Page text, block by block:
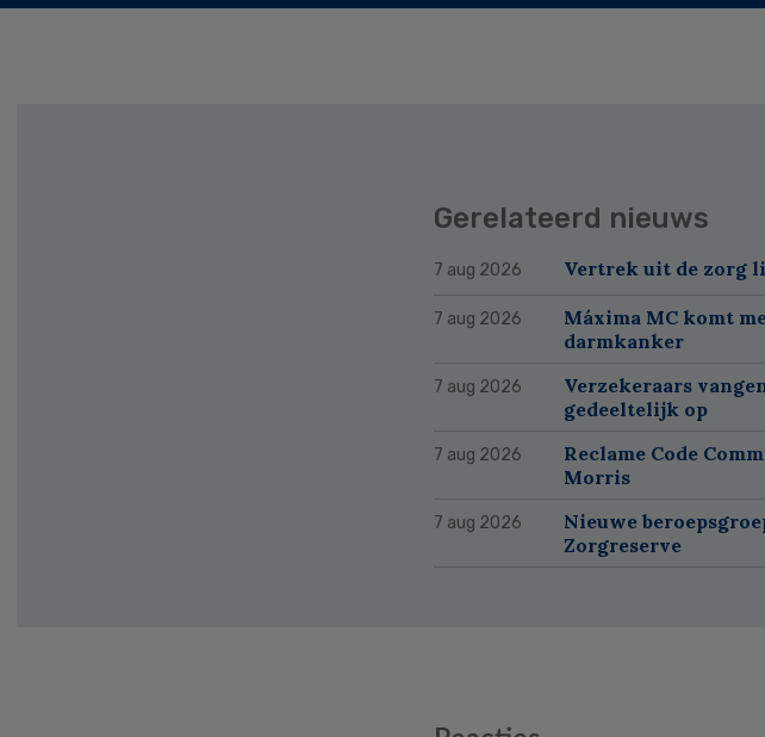
Gerelateerd nieuws
7 aug 2026 Vertrek uit de zorg
7 aug 2026
Máxima MC komt
darmkanker
7 aug 2026
Verzekeraars
gedeeltelijk op
7 aug 2026
Reclame Code
Morris
7 aug 2026
Nieuwe
Zorgreserve